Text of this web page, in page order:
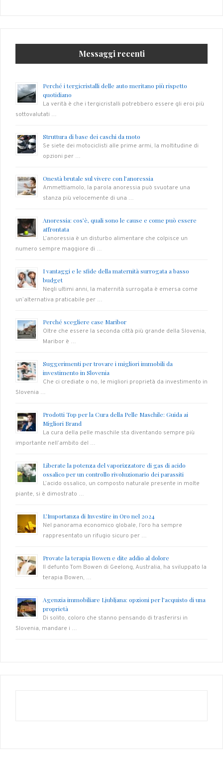
Messaggi recenti
Perché i tergicristalli delle auto meritano più rispetto
quotidiano
La verità è che i tergicristalli potrebbero essere gli eroi più
sottovalutati …
Struttura di base dei caschi da moto
Se siete dei motociclisti alle prime armi, la moltitudine di
opzioni per …
Onestà brutale sul vivere con l’anoressia
Ammettiamolo, la parola anoressia può svuotare una
stanza più velocemente di una …
Anoressia: cos’è, quali sono le cause e come può essere
affrontata
L’anoressia è un disturbo alimentare che colpisce un
numero sempre maggiore di …
I vantaggi e le sfide della maternità surrogata a basso
budget
Negli ultimi anni, la maternità surrogata è emersa come
un’alternativa praticabile per …
Perché scegliere case Maribor
Oltre che essere la seconda città più grande della Slovenia,
Maribor è …
Suggerimenti per trovare i migliori immobili da
investimento in Slovenia
Che ci crediate o no, le migliori proprietà da investimento in
Slovenia …
Prodotti Top per la Cura della Pelle Maschile: Guida ai
Migliori Brand
La cura della pelle maschile sta diventando sempre più
importante nell’ambito del …
Liberate la potenza del vaporizzatore di gas di acido
ossalico per un controllo rivoluzionario dei parassiti
L’acido ossalico, un composto naturale presente in molte
piante, si è dimostrato …
L’Importanza di Investire in Oro nel 2024
Nel panorama economico globale, l’oro ha sempre
rappresentato un rifugio sicuro per …
Provate la terapia Bowen e dite addio al dolore
Il defunto Tom Bowen di Geelong, Australia, ha sviluppato la
terapia Bowen, …
Agenzia immobiliare Ljubljana: opzioni per l’acquisto di una
proprietà
Di solito, coloro che stanno pensando di trasferirsi in
Slovenia, mandare i …